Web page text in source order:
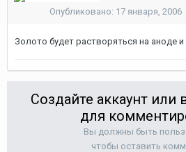
Опубликовано: 17 января, 2006
Золото будет растворяться на аноде
Создайте аккаунт или
для
Вы должны быть
чтобы оставить